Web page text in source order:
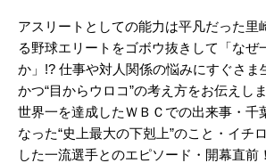
アスリートとしての能力は平凡だった里
る野球エリートをゴボウ抜きして「なぜ
か」!? 仕事や対人関係の悩みにすぐさま
かつ“目からウロコ”の考え方をお伝えし
世界一を達成したＷＢＣでの出来事・千
なった“史上最大の下剋上”のこと・イチ
した一流選手とのエピソード・開幕直前